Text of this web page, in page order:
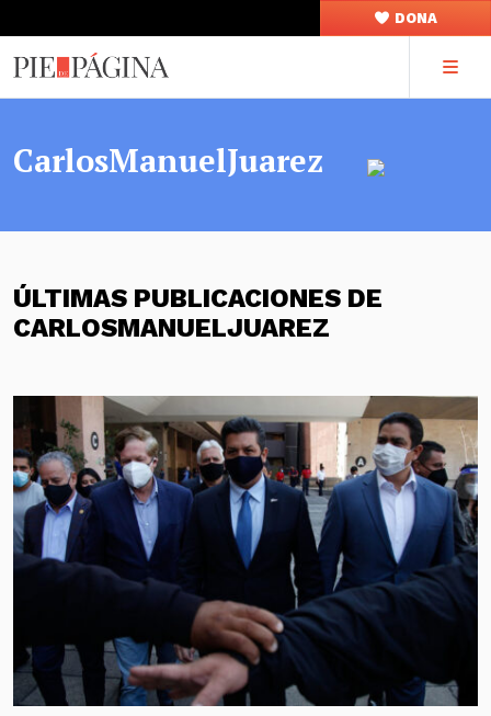
DONA
CarlosManuelJuarez
ÚLTIMAS PUBLICACIONES DE
CARLOSMANUELJUAREZ